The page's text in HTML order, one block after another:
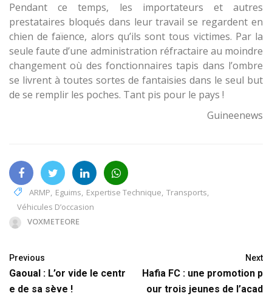
Pendant ce temps, les importateurs et autres
prestataires bloqués dans leur travail se regardent en
chien de faïence, alors qu’ils sont tous victimes. Par la
seule faute d’une administration réfractaire au moindre
changement où des fonctionnaires tapis dans l’ombre
se livrent à toutes sortes de fantaisies dans le seul but
de se remplir les poches. Tant pis pour le pays !
Guineenews
ARMP, Eguims, Expertise Technique, Transports,
Véhicules D’occasion
VOXMETEORE
Previous
Gaoual : L’or vide le centr
e de sa sève !
Next
Hafia FC : une promotion p
our trois jeunes de l’acad